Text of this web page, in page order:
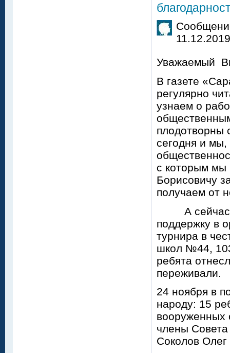
Уважаемый
В газете
регулярно
узнаем о
плодотворны
сегодня и мы,
с которым мы
Борисовичу
получаем от
А сейчас
поддержку в
турнира в
школ №44,
ребята
переживали.
24 ноября в
народу: 15
члены Совета
Соколов